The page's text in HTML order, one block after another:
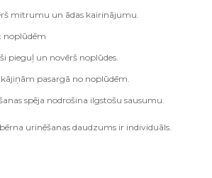
mitrumu un ādas kairinājumu.
noplūdēm
pieguļ un novērš noplūdes.
kājiņām pasargā no noplūdēm.
spēja nodrošina ilgstošu sausumu.
urinēšanas daudzums ir individuāls.